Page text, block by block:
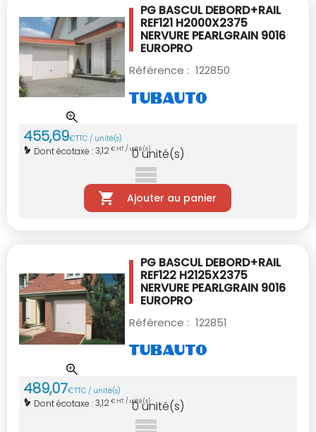
PG BASCUL DEBORD+RAIL
REF121 H2000X2375
NERVURE PEARLGRAIN 9016
EUROPRO
Référence : 122850
455,69€TTC / unité(s)
Dont écotaxe :3,12€ HT / unité(s)
0 unité(s)
Ajouter au panier
PG BASCUL DEBORD+RAIL
REF122 H2125X2375
NERVURE PEARLGRAIN 9016
EUROPRO
Référence : 122851
489,07€TTC / unité(s)
Dont écotaxe :3,12€ HT / unité(s)
0 unité(s)